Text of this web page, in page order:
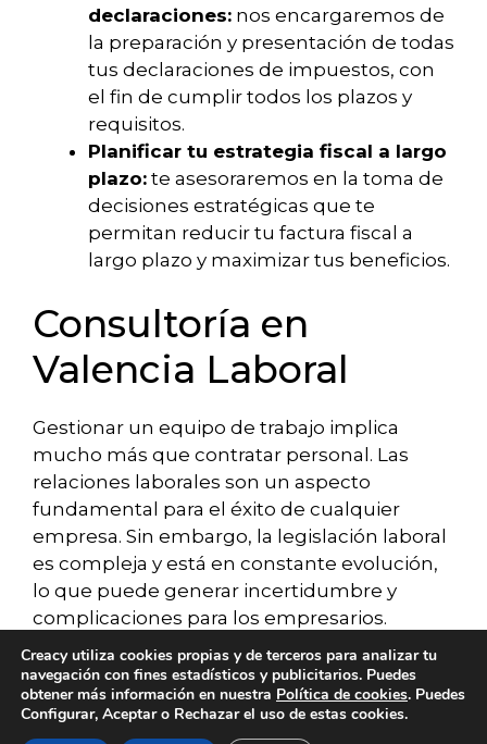
declaraciones: nos encargaremos de
la preparación y presentación de todas
tus declaraciones de impuestos, con
el fin de cumplir todos los plazos y
requisitos.
Planificar tu estrategia fiscal a largo
plazo: te asesoraremos en la toma de
decisiones estratégicas que te
permitan reducir tu factura fiscal a
largo plazo y maximizar tus beneficios.
Consultoría en
Valencia Laboral
Gestionar un equipo de trabajo implica
mucho más que contratar personal. Las
relaciones laborales son un aspecto
fundamental para el éxito de cualquier
empresa. Sin embargo, la legislación laboral
es compleja y está en constante evolución,
lo que puede generar incertidumbre y
complicaciones para los empresarios.
Una consultoría en Valencia te ofrece la
tranquilidad de contar con expertos que te
asesoren en todas las cuestiones
Creacy utiliza cookies propias y de terceros para analizar tu
navegación con fines estadísticos y publicitarios. Puedes
obtener más información en nuestra Política de cookies. Puedes
Configurar, Aceptar o Rechazar el uso de estas cookies.